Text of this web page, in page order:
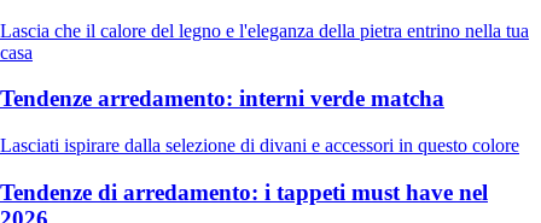
Lascia che il calore del legno e l'eleganza della pietra entrino nella tua
casa
Tendenze arredamento: interni verde matcha
Lasciati ispirare dalla selezione di divani e accessori in questo colore
Tendenze di arredamento: i tappeti must have nel